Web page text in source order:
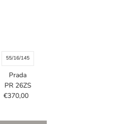
55/16/145
Prada
PR 26ZS
Prezzo
€370,00